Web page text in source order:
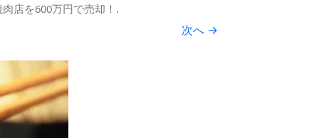
店を600万円で売却！ .
次へ →